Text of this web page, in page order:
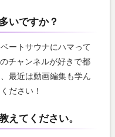
いですか？
ートサウナにハマって
チャンネルが好きで都
最近は動画編集も学ん
ださい！
えてください。